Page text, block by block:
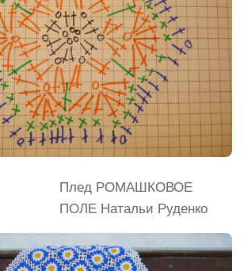
Плед РОМАШКОВОЕ
ПОЛЕ Натальи Руденко